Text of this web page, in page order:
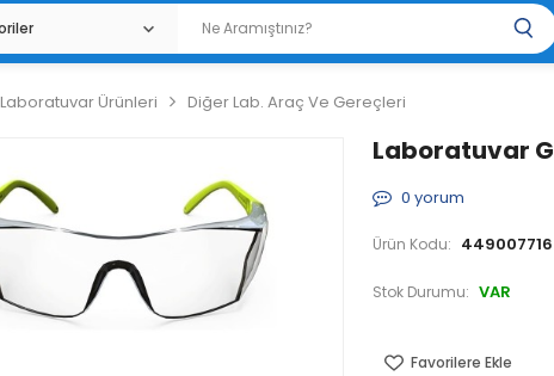
Laboratuvar Ürünleri Diğer Lab. Araç Ve Gereçleri
Laboratuvar
0 yorum
Ürün Kodu: 449007716
Stok Durumu: VAR
Favorilere Ekle